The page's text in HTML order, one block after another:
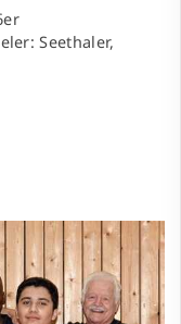
Seethaler,